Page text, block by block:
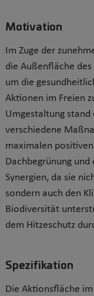
Motivation
Im Zuge der
die Außenfläche
um die
Aktionen im Freien
Umgestaltung stand
verschiedene
maximalen
Dachbegrünung
Synergien, da sie
sondern auch den
Biodiversität
dem Hitzeschutz
Spezifikation
Die Aktionsfläche